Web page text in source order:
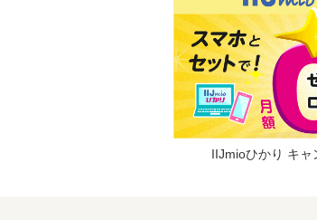
IIJmioひかり キャ